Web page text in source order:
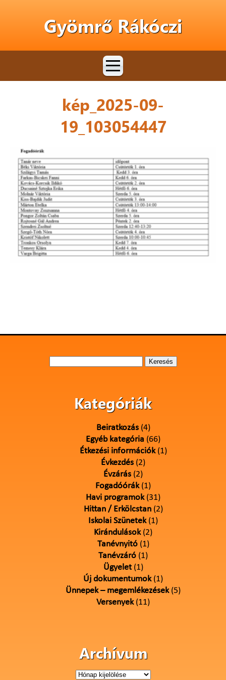
Gyömrő Rákóczi
kép_2025-09-
19_103054447
Kategóriák
Beiratkozás(4)
Egyéb kategória (66)
Étkezési információk(1)
Évkezdés (2)
Évzárás (2)
Fogadóórák(1)
Havi programok(31)
Hittan / Erkölcstan(2)
Iskolai Szünetek(1)
Kirándulások(2)
Tanévnyitó(1)
Tanévzáró (1)
Ügyelet(1)
Új dokumentumok(1)
Ünnepek – megemlékezések(5)
Versenyek(11)
Archívum
Archívum